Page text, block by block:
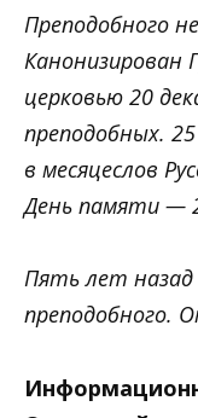
Преподобного
Канонизирован
церковью 20
преподобных.
в месяцеслов
День памяти —
Пять лет
преподобного.